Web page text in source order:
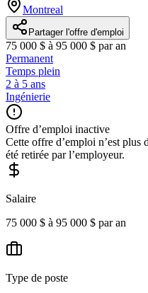
Montreal
Partager l'offre d'emploi
75 000 $ à 95 000 $ par an
Permanent
Temps plein
2 à 5 ans
Ingénierie
Offre d’emploi inactive
Cette offre d’emploi n’est
été retirée par l’employeur.
Salaire
75 000 $ à 95 000 $ par an
Type de poste